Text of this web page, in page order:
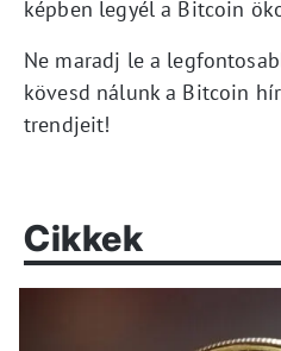
képben legyél a Bitcoin
Ne maradj le a
kövesd nálunk a Bitcoin
trendjeit!
Cikkek